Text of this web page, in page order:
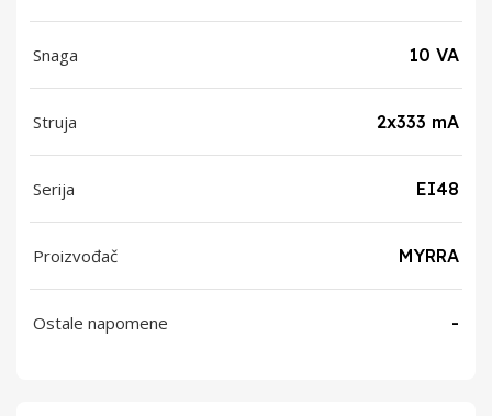
Snaga 10 VA
Struja 2x333 mA
Serija EI48
Proizvođač MYRRA
Ostale napomene -